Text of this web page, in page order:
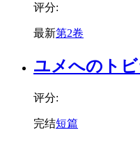
评分:
最新第2卷
ユメへのト
评分:
完结短篇